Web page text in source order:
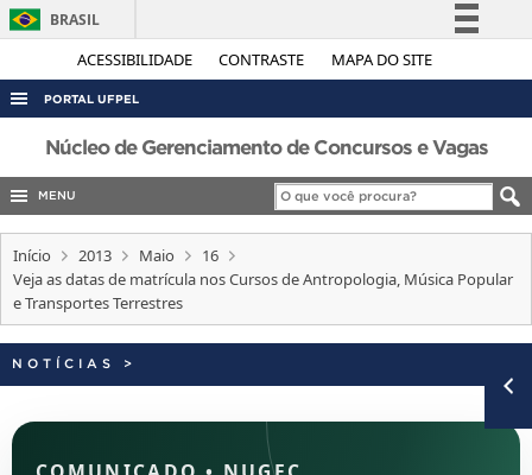
ACESSIBILIDADE CONTRASTE MAPA DO SITE
BRASIL
Simplifique!
Legislação
Canais
PORTAL UFPEL
ACESSO À INFORMAÇÃO
AUDITORIA
CONCURSOS
EDITAIS
INTERNACIONAL
PORTARIAS
TELEFONES
Núcleo de Gerenciamento de Concursos e Vagas
MENU
Início 2013 Maio
16
Veja as datas de matrícula nos Cursos de Antropologia, Música Popular
e Transportes Terrestres
NOTÍCIAS >